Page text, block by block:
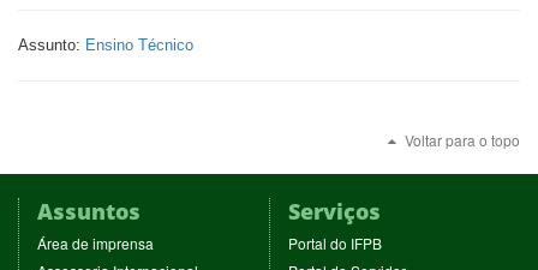
Assunto: Ensino Técnico
Voltar para o topo
Assuntos
Área de imprensa
em
Serviços
Portal do IFPB(abre
em